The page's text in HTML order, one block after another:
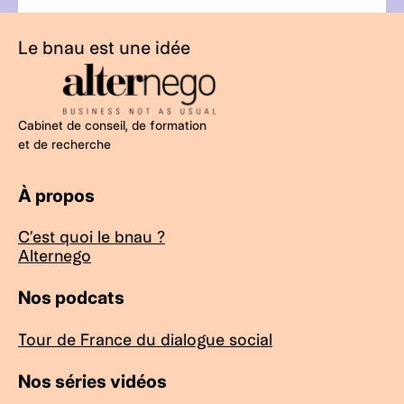
Le bnau est une idée
Cabinet de conseil, de formation
et de recherche
À propos
C’est quoi le bnau ?
Alternego
Nos podcats
Tour de France du dialogue social
Nos séries vidéos